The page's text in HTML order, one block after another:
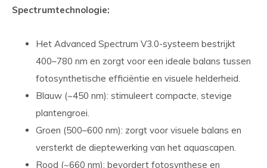
Spectrumtechnologie:
Het Advanced Spectrum V3.0-systeem bestrijkt
400–780 nm en zorgt voor een ideale balans tussen
fotosynthetische efficiëntie en visuele helderheid.
Blauw (~450 nm): stimuleert compacte, stevige
plantengroei.
Groen (500–600 nm): zorgt voor visuele balans en
versterkt de dieptewerking van het aquascapen.
Rood (~660 nm): bevordert fotosynthese en